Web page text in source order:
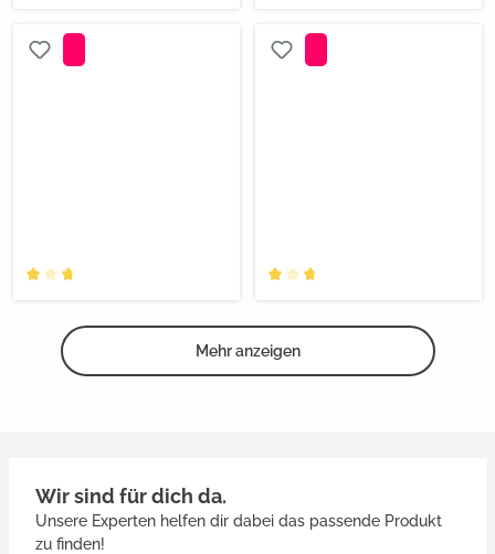
Mehr anzeigen
Wir sind für dich da.
Unsere Experten helfen dir dabei das passende Produkt
zu finden!